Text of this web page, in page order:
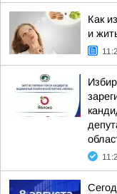
Как
и